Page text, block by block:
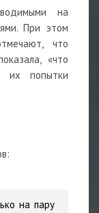
на
При этом
что
«что
их попытки
на пару